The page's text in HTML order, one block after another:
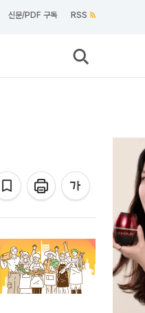
신문/PDF 구독 RSS